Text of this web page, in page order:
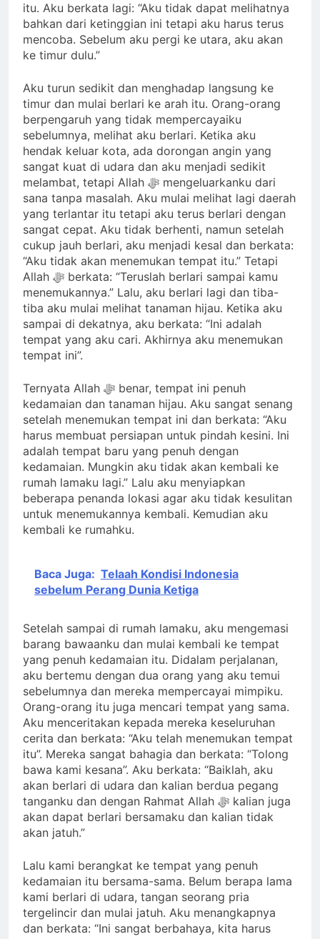
itu. Aku berkata lagi: “Aku tidak dapat melihatnya
bahkan dari ketinggian ini tetapi aku harus terus
mencoba. Sebelum aku pergi ke utara, aku akan
ke timur dulu.”
Aku turun sedikit dan menghadap langsung ke
timur dan mulai berlari ke arah itu. Orang-orang
berpengaruh yang tidak mempercayaiku
sebelumnya, melihat aku berlari. Ketika aku
hendak keluar kota, ada dorongan angin yang
sangat kuat di udara dan aku menjadi sedikit
melambat, tetapi Allah ﷻ mengeluarkanku dari
sana tanpa masalah. Aku mulai melihat lagi daerah
yang terlantar itu tetapi aku terus berlari dengan
sangat cepat. Aku tidak berhenti, namun setelah
cukup jauh berlari, aku menjadi kesal dan berkata:
“Aku tidak akan menemukan tempat itu.” Tetapi
Allah ﷻ berkata: “Teruslah berlari sampai kamu
menemukannya.” Lalu, aku berlari lagi dan tiba-
tiba aku mulai melihat tanaman hijau. Ketika aku
sampai di dekatnya, aku berkata: “Ini adalah
tempat yang aku cari. Akhirnya aku menemukan
tempat ini”.
Ternyata Allah ﷻ benar, tempat ini penuh
kedamaian dan tanaman hijau. Aku sangat senang
setelah menemukan tempat ini dan berkata: “Aku
harus membuat persiapan untuk pindah kesini. Ini
adalah tempat baru yang penuh dengan
kedamaian. Mungkin aku tidak akan kembali ke
rumah lamaku lagi.” Lalu aku menyiapkan
beberapa penanda lokasi agar aku tidak kesulitan
untuk menemukannya kembali. Kemudian aku
kembali ke rumahku.
Baca Juga: Telaah Kondisi Indonesia
sebelum Perang Dunia Ketiga
Setelah sampai di rumah lamaku, aku mengemasi
barang bawaanku dan mulai kembali ke tempat
yang penuh kedamaian itu. Didalam perjalanan,
aku bertemu dengan dua orang yang aku temui
sebelumnya dan mereka mempercayai mimpiku.
Orang-orang itu juga mencari tempat yang sama.
Aku menceritakan kepada mereka keseluruhan
cerita dan berkata: “Aku telah menemukan tempat
itu”. Mereka sangat bahagia dan berkata: “Tolong
bawa kami kesana”. Aku berkata: “Baiklah, aku
akan berlari di udara dan kalian berdua pegang
tanganku dan dengan Rahmat Allah ﷻ kalian juga
akan dapat berlari bersamaku dan kalian tidak
akan jatuh.”
Lalu kami berangkat ke tempat yang penuh
kedamaian itu bersama-sama. Belum berapa lama
kami berlari di udara, tangan seorang pria
tergelincir dan mulai jatuh. Aku menangkapnya
dan berkata: “Ini sangat berbahaya, kita harus